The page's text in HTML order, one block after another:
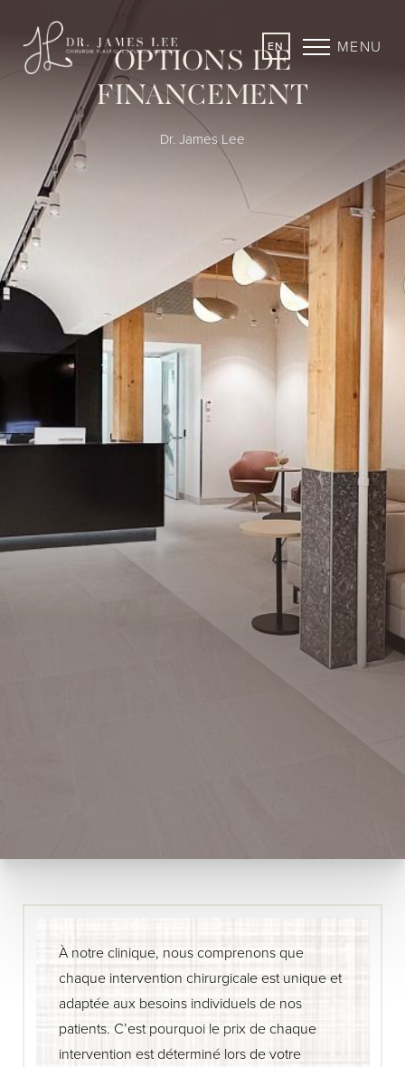
EN MENU
OPTIONS DE
FINANCEMENT
Dr. James Lee
À notre clinique, nous comprenons que
chaque intervention chirurgicale est unique et
adaptée aux besoins individuels de nos
patients. C’est pourquoi le prix de chaque
intervention est déterminé lors de votre